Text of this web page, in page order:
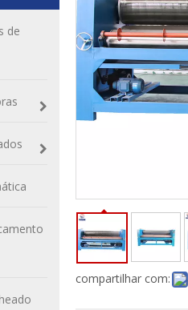
de
compartilhar com: